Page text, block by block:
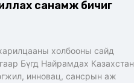
санамж бичиг
холбооны сайд
Бүгд Найрамдах Казахстан
инновац, сансрын аж